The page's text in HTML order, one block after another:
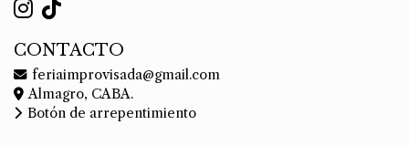
CONTACTO
feriaimprovisada@gmail.com
Almagro, CABA.
Botón de arrepentimiento